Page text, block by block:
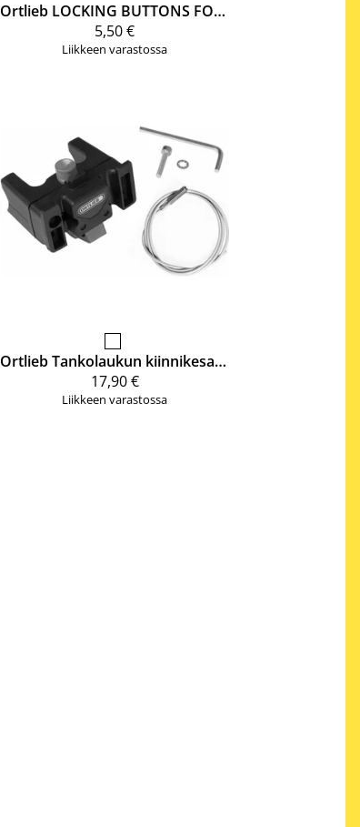
Ortlieb
LOCKING BUTTONS FOR RACK THREE
5,50 €
Liikkeen varastossa
Ortlieb
Tankolaukun kiinnikesarja
17,90 €
Liikkeen varastossa